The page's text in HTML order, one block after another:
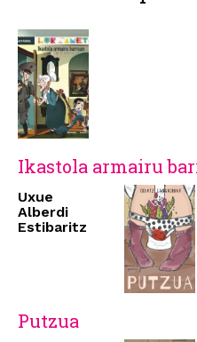
Ikastola armairu
Uxue
Alberdi
Estibaritz
Putzua